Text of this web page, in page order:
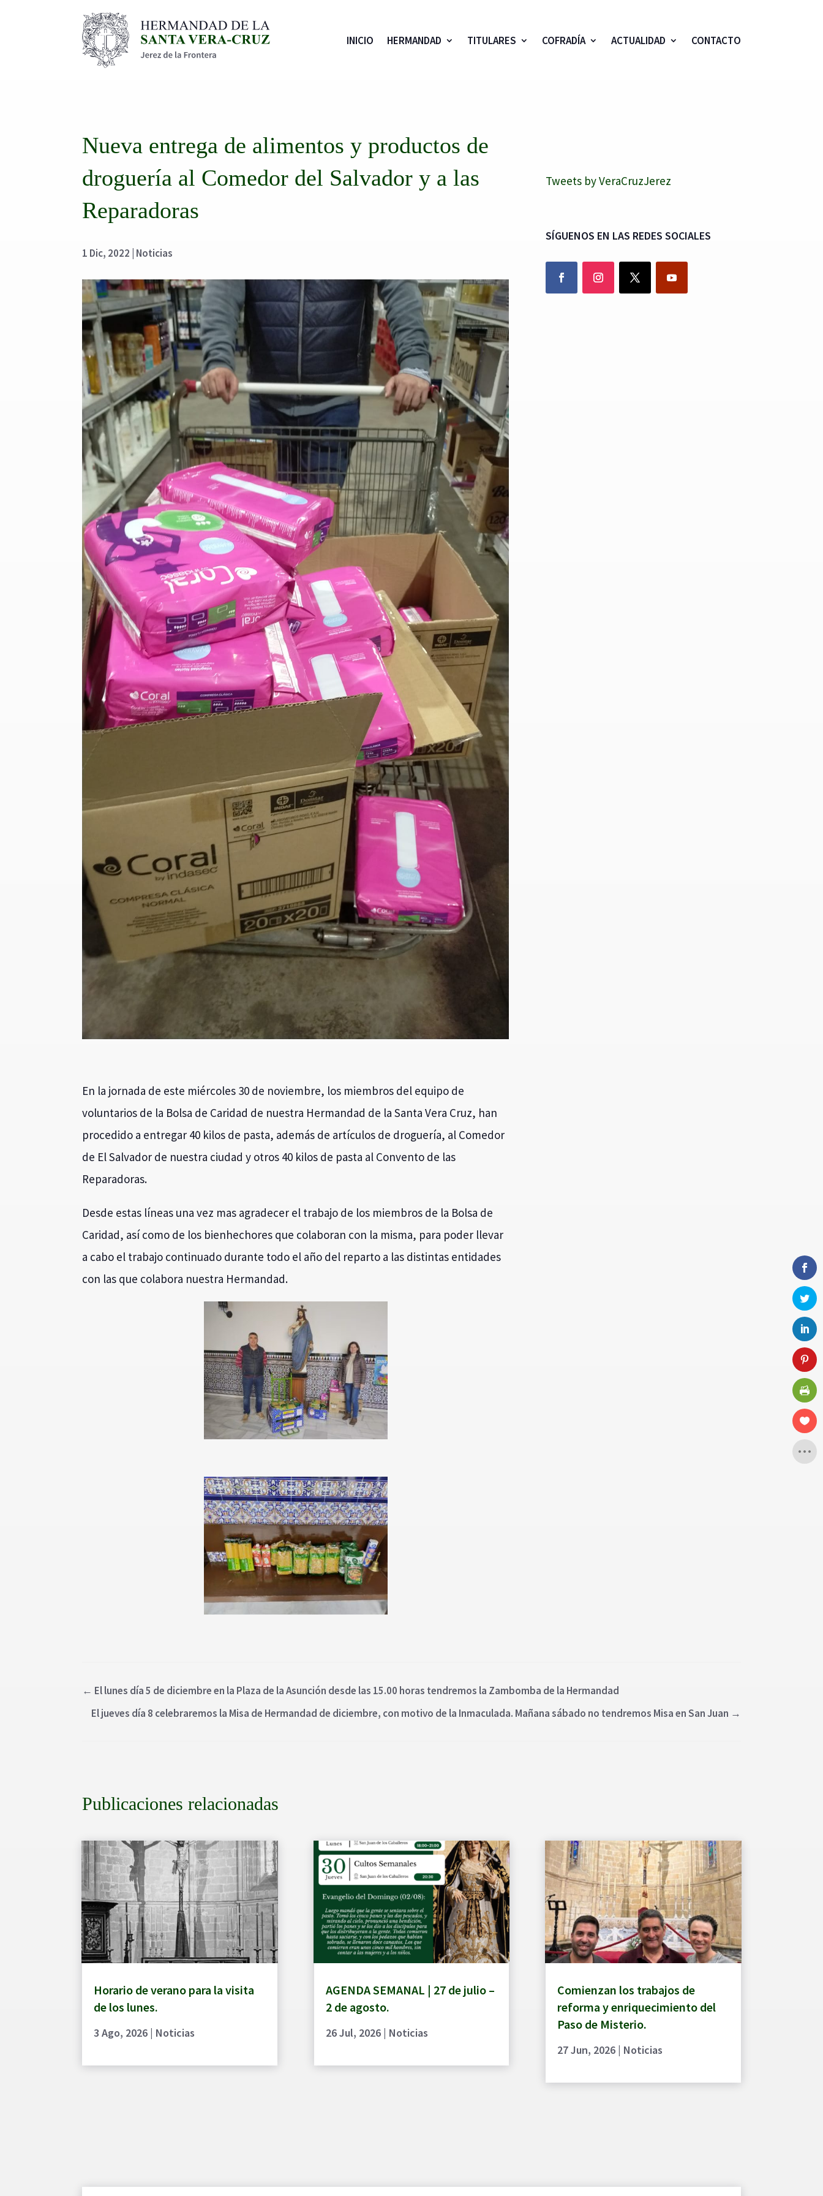
INICIO HERMANDAD TITULARES COFRADÍA ACTUALIDAD CONTACTO
Nueva entrega de alimentos y productos de
droguería al Comedor del Salvador y a las
Reparadoras
1 Dic, 2022 Noticias
En la jornada de este miércoles 30 de noviembre, los miembros del equipo de
voluntarios de la Bolsa de Caridad de nuestra Hermandad de la Santa Vera Cruz, han
procedido a entregar 40 kilos de pasta, además de artículos de droguería, al Comedor
de El Salvador de nuestra ciudad y otros 40 kilos de pasta al Convento de las
Reparadoras.
Desde estas líneas una vez mas agradecer el trabajo de los miembros de la Bolsa de
Caridad, así como de los bienhechores que colaboran con la misma, para poder llevar
a cabo el trabajo continuado durante todo el año del reparto a las distintas entidades
con las que colabora nuestra Hermandad.
Tweets by VeraCruzJerez
SÍGUENOS EN LAS REDES SOCIALES
← El lunes día 5 de diciembre en la Plaza de la Asunción desde las 15.00 horas tendremos la Zambomba de la Hermandad
El jueves día 8 celebraremos la Misa de Hermandad de diciembre, con motivo de la Inmaculada. Mañana sábado no tendremos Misa en San Juan →
Publicaciones relacionadas
Horario de verano para la visita
de los lunes.
3 Ago, 2026 | Noticias
AGENDA SEMANAL | 27 de julio –
2 de agosto.
26 Jul, 2026| Noticias
Comienzan los trabajos de
reforma y enriquecimiento del
Paso de Misterio.
27 Jun, 2026| Noticias